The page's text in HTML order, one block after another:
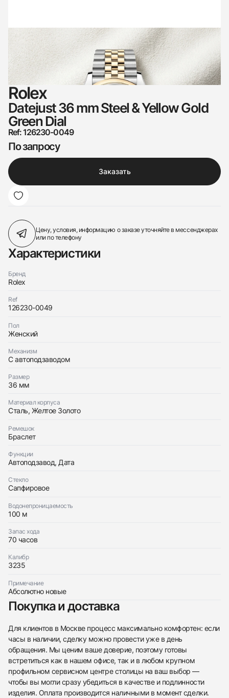
Rolex
Datejust 36 mm Steel & Yellow Gold
Green Dial
Ref: 126230-0049
По запросу
Заказать
Цену, условия, информацию о заказеуточняйте в мессенджерах
или по телефону
Характеристики
Бренд
Rolex
Ref
126230-0049
Пол
Женский
Механизм
С автоподзаводом
Размер
36 мм
Материал корпуса
Сталь, Желтое Золото
Ремешок
Браслет
Функции
Автоподзавод, Дата
Стекло
Сапфировое
Водонепроницаемость
100 м
Запас хода
70 часов
Калибр
3235
Примечание
Абсолютно новые
Покупка и доставка
Для клиентов в Москве процесс максимально комфортен: если
часы в наличии, сделку можно провести уже в день
обращения. Мы ценим ваше доверие, поэтому готовы
встретиться как в нашем офисе, так и в любом крупном
профильном сервисном центре столицы на ваш выбор —
чтобы вы могли сразу убедиться в качестве и подлинности
изделия. Оплата производится наличными в момент сделки.
Заказать эти часы
Оставьте ваши контактные данные и мы свяжемся
с вами
Rolex
Трейд-ин часов
Оставьте ваши контактные данные и мы свяжемся
с вами
Rolex
Datejust 36 mm Steel & Yellow Gold Green Dial
НовыеКоробка + Документы